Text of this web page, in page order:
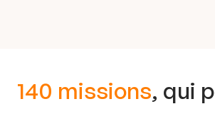
140 missions, qui